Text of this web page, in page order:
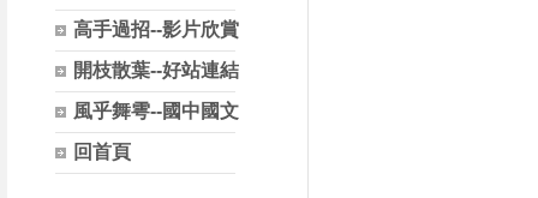
高手過招--影片欣賞
開枝散葉--好站連結
風乎舞雩--國中國文
回首頁